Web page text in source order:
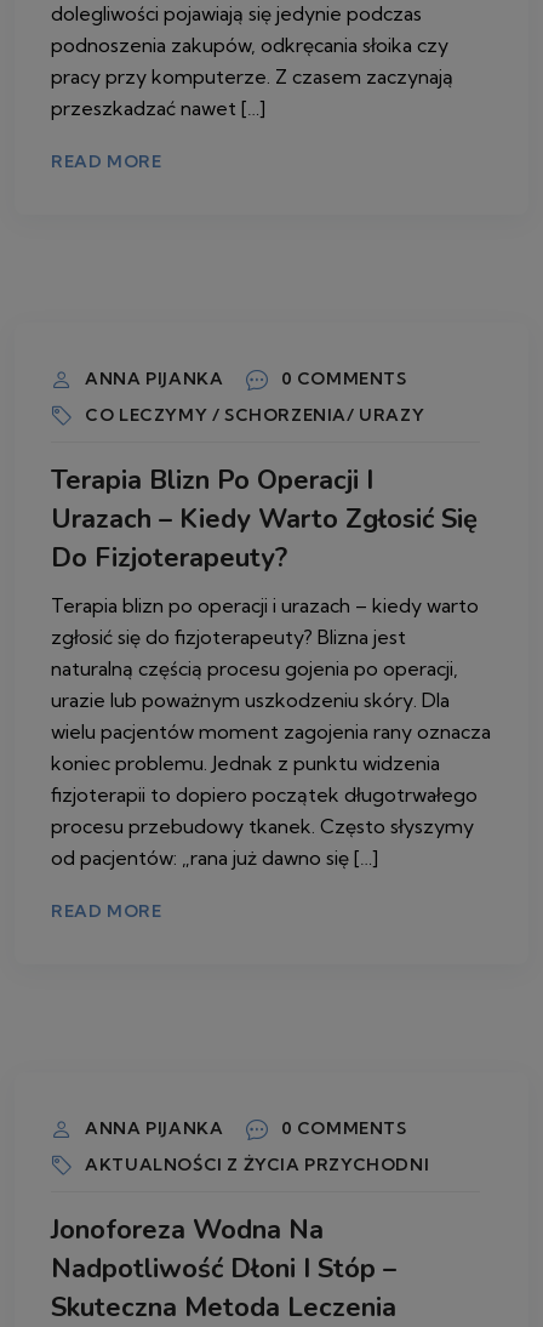
dolegliwości pojawiają się jedynie podczas
podnoszenia zakupów, odkręcania słoika czy
pracy przy komputerze. Z czasem zaczynają
przeszkadzać nawet […]
READ MORE
ANNA PIJANKA
0 COMMENTS
CO LECZYMY / SCHORZENIA/ URAZY
Terapia Blizn Po Operacji I
Urazach – Kiedy Warto Zgłosić Się
Do Fizjoterapeuty?
Terapia blizn po operacji i urazach – kiedy warto
zgłosić się do fizjoterapeuty? Blizna jest
naturalną częścią procesu gojenia po operacji,
urazie lub poważnym uszkodzeniu skóry. Dla
wielu pacjentów moment zagojenia rany oznacza
koniec problemu. Jednak z punktu widzenia
fizjoterapii to dopiero początek długotrwałego
procesu przebudowy tkanek. Często słyszymy
od pacjentów: „rana już dawno się […]
READ MORE
ANNA PIJANKA
0 COMMENTS
AKTUALNOŚCI Z ŻYCIA PRZYCHODNI
Jonoforeza Wodna Na
Nadpotliwość Dłoni I Stóp –
Skuteczna Metoda Leczenia